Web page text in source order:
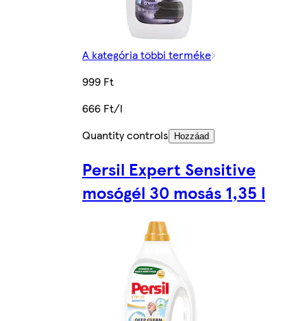
A kategória többi terméke
999 Ft
666 Ft/l
Quantity controls
Hozzáad
Persil Expert Sensitive
mosógél 30 mosás 1,35 l